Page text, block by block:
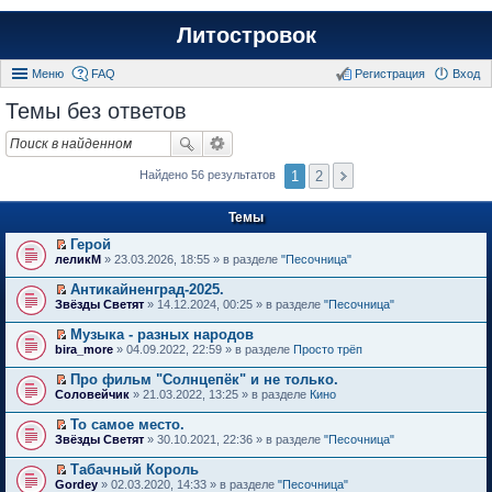
Литостровок
Меню FAQ Вход
Регистрация
Темы без ответов
Найдено 56 результатов 1 2
Темы
П
р
е
й
т
и
к
е
р
в
о
м
у
е
п
Герой
леликМ » 23.03.2026, 18:55 » в разделе "Песочница"
П
р
е
й
т
и
к
е
р
в
о
м
у
Антикайненград-2025.
Звёзды Светят » 14.12.2024, 00:25 » в разделе "Песочница"
П
р
е
й
т
и
к
е
Музыка - разных народов
bira_more » 04.09.2022, 22:59 » в разделе Просто трёп
П
р
й
т
и
к
Про фильм "Солнцепёк" и не только.
Соловейчик » 21.03.2022, 13:25 » в разделе Кино
П
р
й
То самое место.
Звёзды Светят » 30.10.2021, 22:36 » в разделе "Песочница"
П
Табачный Король
Gordey » 02.03.2020, 14:33 » в разделе "Песочница"